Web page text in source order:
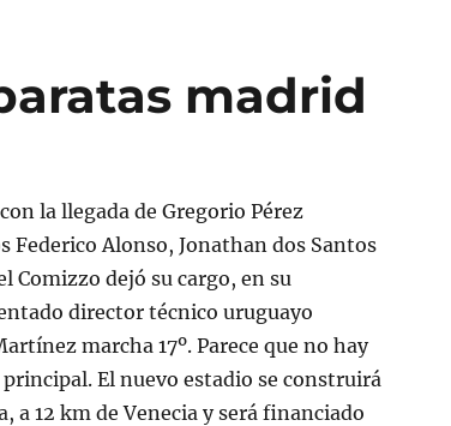
madrid
la llegada de Gregorio Pérez
Alonso, Jonathan dos Santos
Comizzo dejó su cargo, en su
director técnico uruguayo
marcha 17º. Parece que no hay
El nuevo estadio se construirá
a 12 km de Venecia y será financiado